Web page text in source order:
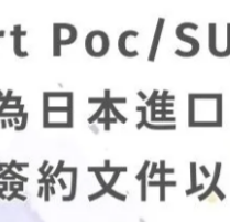
美。
彩層次。